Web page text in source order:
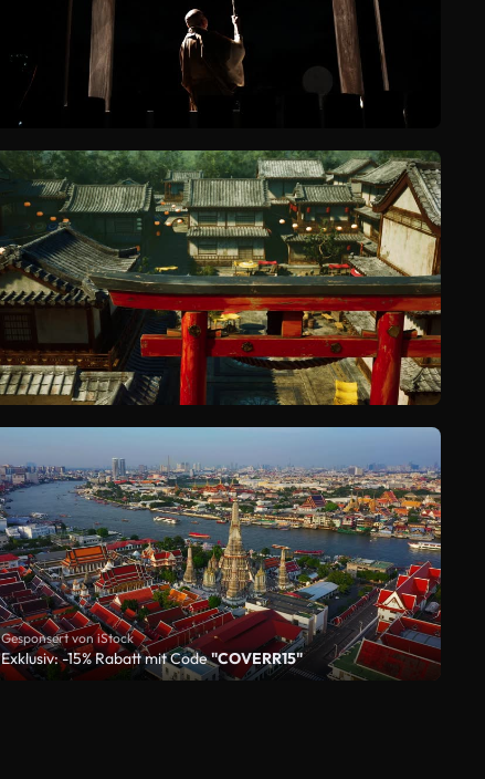
Gesponsert von iStock
Exklusiv: -15% Rabatt mit Code"COVERR15"